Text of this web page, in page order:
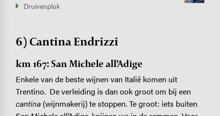
Druivenpluk
6) Cantina Endrizzi
km 167: San Michele all’Adige
Enkele van de beste wijnen van Italië komen uit
Trentino. De verleiding is dan ook groot om bij een
cantina(wijnmakerij) te stoppen. Te groot: iets buiten